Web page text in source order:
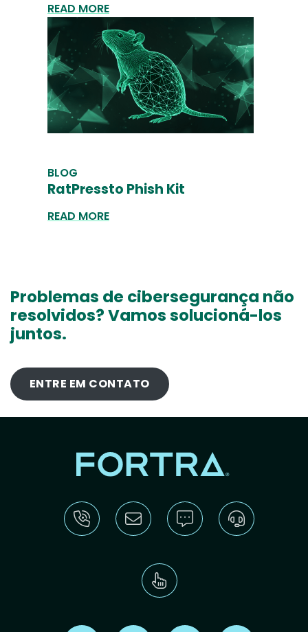
READ MORE
BLOG
RatPressto Phish Kit
READ MORE
Problemas de cibersegurança não
resolvidos? Vamos solucioná-los
juntos.
ENTRE EM CONTATO